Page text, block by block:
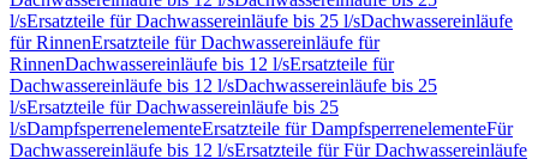
l/sErsatzteile für Dachwassereinläufe bis 25 l/sDachwassereinläufe
für RinnenErsatzteile für Dachwassereinläufe für
RinnenDachwassereinläufe bis 12 l/sErsatzteile für
Dachwassereinläufe bis 12 l/sDachwassereinläufe bis 25
l/sErsatzteile für Dachwassereinläufe bis 25
l/sDampfsperrenelementeErsatzteile für DampfsperrenelementeFür
Dachwassereinläufe bis 12 l/sErsatzteile für Für Dachwassereinläufe